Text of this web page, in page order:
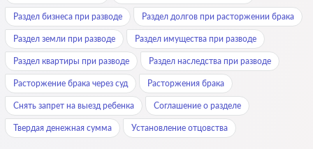
Раздел бизнеса при разводе Раздел долгов при расторжении брака
Раздел земли при разводе Раздел имущества при разводе
Раздел квартиры при разводе Раздел наследства при разводе
Расторжение брака через суд Расторжения брака
Снять запрет на выезд ребенка Соглашение о разделе
Твердая денежная сумма Установление отцовства